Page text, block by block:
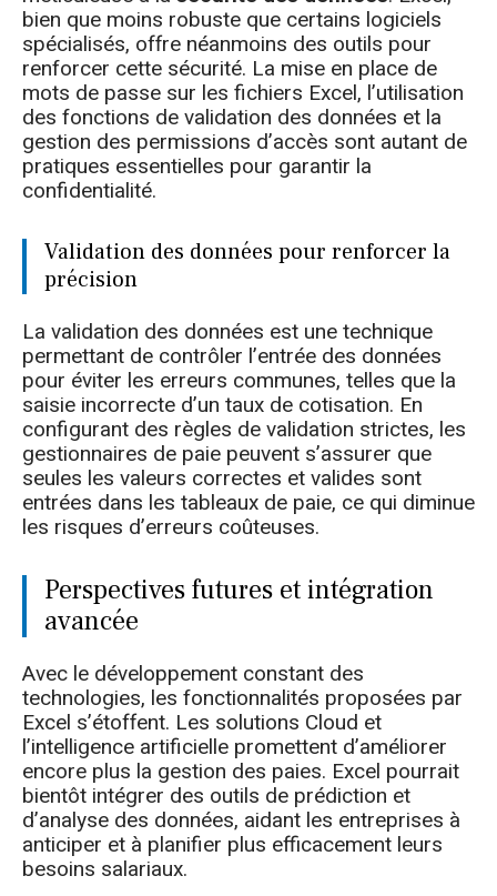
bien que moins robuste que certains logiciels
spécialisés, offre néanmoins des outils pour
renforcer cette sécurité. La mise en place de
mots de passe sur les fichiers Excel, l’utilisation
des fonctions de validation des données et la
gestion des permissions d’accès sont autant de
pratiques essentielles pour garantir la
confidentialité.
Validation des données pour renforcer la
précision
La validation des données est une technique
permettant de contrôler l’entrée des données
pour éviter les erreurs communes, telles que la
saisie incorrecte d’un taux de cotisation. En
configurant des règles de validation strictes, les
gestionnaires de paie peuvent s’assurer que
seules les valeurs correctes et valides sont
entrées dans les tableaux de paie, ce qui diminue
les risques d’erreurs coûteuses.
Perspectives futures et intégration
avancée
Avec le développement constant des
technologies, les fonctionnalités proposées par
Excel s’étoffent. Les solutions Cloud et
l’intelligence artificielle promettent d’améliorer
encore plus la gestion des paies. Excel pourrait
bientôt intégrer des outils de prédiction et
d’analyse des données, aidant les entreprises à
anticiper et à planifier plus efficacement leurs
besoins salariaux.